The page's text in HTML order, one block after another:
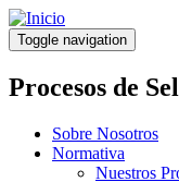
Pasar
al
contenido
principal
Toggle navigation
Procesos de
Sobre Nosotros
Normativa
Nuestros